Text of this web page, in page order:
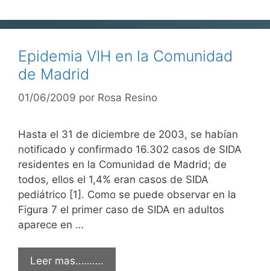
Epidemia VIH en la Comunidad
de Madrid
01/06/2009 por Rosa Resino
Hasta el 31 de diciembre de 2003, se habían
notificado y confirmado 16.302 casos de SIDA
residentes en la Comunidad de Madrid; de
todos, ellos el 1,4% eran casos de SIDA
pediátrico [1]. Como se puede observar en la
Figura 7 el primer caso de SIDA en adultos
aparece en …
Leer mas……….